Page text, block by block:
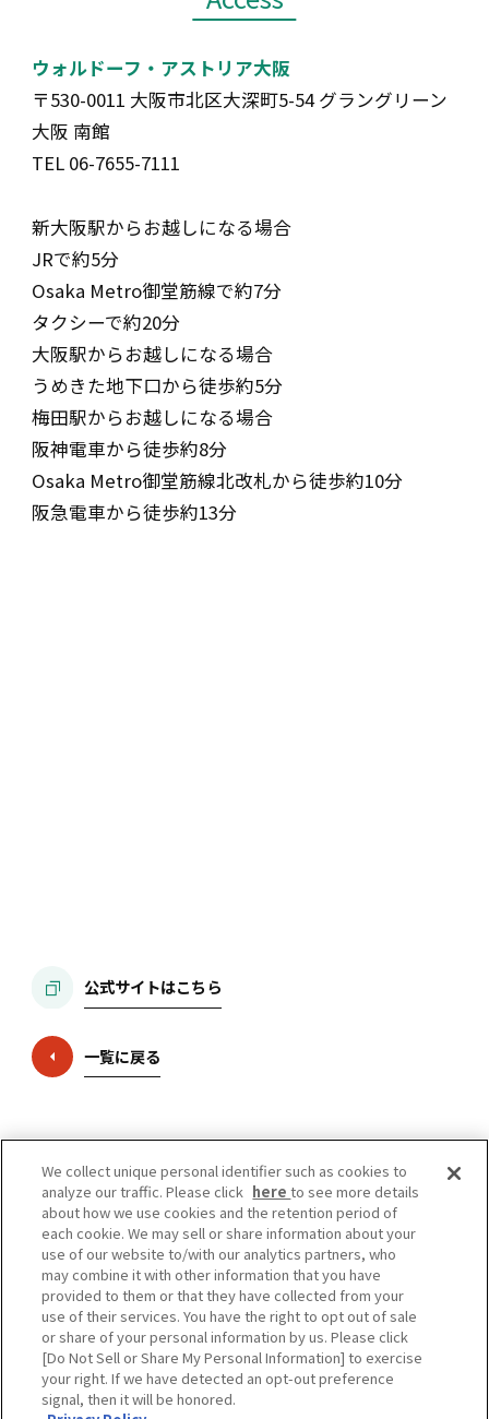
ウォルドーフ・アストリア大阪
〒530-0011 大阪市北区大深町5-54 グラングリーン
大阪 南館
TEL 06-7655-7111
新大阪駅からお越しになる場合
JRで約5分
Osaka Metro御堂筋線で約7分
タクシーで約20分
大阪駅からお越しになる場合
うめきた地下口から徒歩約5分
梅田駅からお越しになる場合
阪神電車から徒歩約8分
Osaka Metro御堂筋線北改札から徒歩約10分
阪急電車から徒歩約13分
公式サイトはこちら
一覧に戻る
事務局 大阪市北区芝田一丁目1番4号 阪急ターミナルビル
お問い合わせはこちら
We collect unique personal identifier such as cookies to
analyze our traffic. Please click hereto see more details
about how we use cookies and the retention period of
each cookie. We may sell or share information about your
use of our website to/with our analytics partners, who
may combine it with other information that you have
provided to them or that they have collected from your
use of their services. You have the right to opt out of sale
or share of your personal information by us. Please click
[Do Not Sell or Share My Personal Information] to exercise
your right. If we have detected an opt-out preference
signal, then it will be honored.